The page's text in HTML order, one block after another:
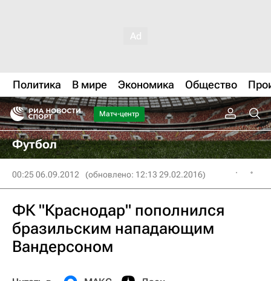
Политика В мире Экономика Общество
Матч-центр
Футбол
00:25 06.09.2012 (обновлено: 12:13 29.02.2016)
ФК "Краснодар" пополнился
бразильским нападающим
Вандерсоном